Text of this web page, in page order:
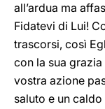
all’ardua ma
Fidatevi di Lui!
trascorsi, così
con la sua
vostra azione
saluto e un